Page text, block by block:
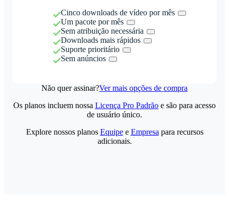
Cinco downloads de vídeo por mês
Um pacote por mês
Sem atribuição necessária
Downloads mais rápidos
Suporte prioritário
Sem anúncios
Não quer assinar?Ver mais opções de compra
Os planos incluem nossa Licença Pro Padrão e são para acesso
de usuário único.
Explore nossos planos Equipee Empresa para recursos
adicionais.